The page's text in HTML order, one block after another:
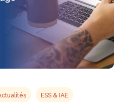
Actions de la fédération